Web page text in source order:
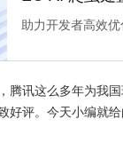
助力开发者高效
腾讯这么多年为我
好评。今天小编就